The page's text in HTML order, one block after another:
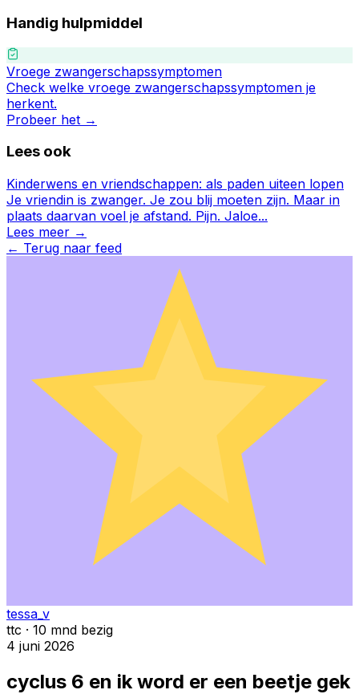
Handig hulpmiddel
Vroege zwangerschapssymptomen
Check welke vroege zwangerschapssymptomen je
herkent.
Probeer het →
Lees ook
Kinderwens en vriendschappen: als paden uiteen lopen
Je vriendin is zwanger. Je zou blij moeten zijn. Maar in
plaats daarvan voel je afstand. Pijn. Jaloe...
Lees meer →
← Terug naar feed
tessa_v
ttc · 10 mnd bezig
4 juni 2026
cyclus 6 en ik word er een beetje gek